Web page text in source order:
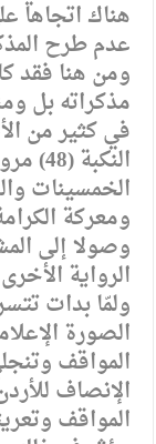
هناك اتجاها
عدم طرح
ومن هنا فقد
مذكراته بل
في كثير من
الخمسينات
وصولا إلى
الرواية
ولمّا بدات
الصورة
المواقف
الإنصاف
المواقف